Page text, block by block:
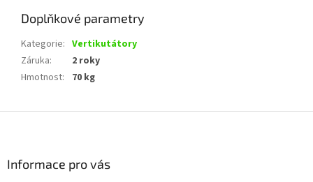
Doplňkové parametry
Kategorie: Vertikutátory
Záruka:
2 roky
Hmotnost: 70 kg
Informace pro vás